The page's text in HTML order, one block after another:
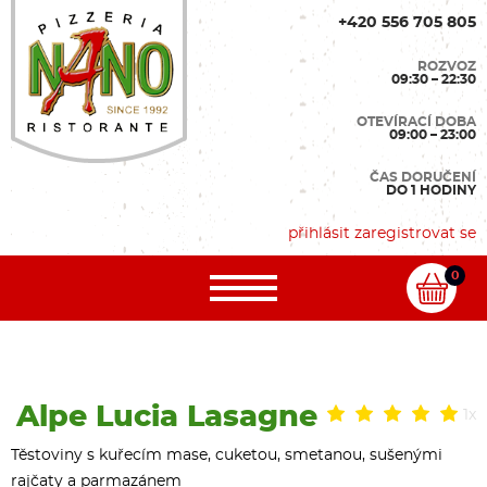
+420 556 705 805
ROZVOZ
09:30 – 22:30
OTEVÍRACÍ DOBA
09:00 – 23:00
ČAS DORUČENÍ
DO 1 HODINY
přihlásit zaregistrovat se
0
1x
Alpe Lucia Lasagne
Těstoviny s kuřecím mase, cuketou, smetanou, sušenými
rajčaty a parmazánem